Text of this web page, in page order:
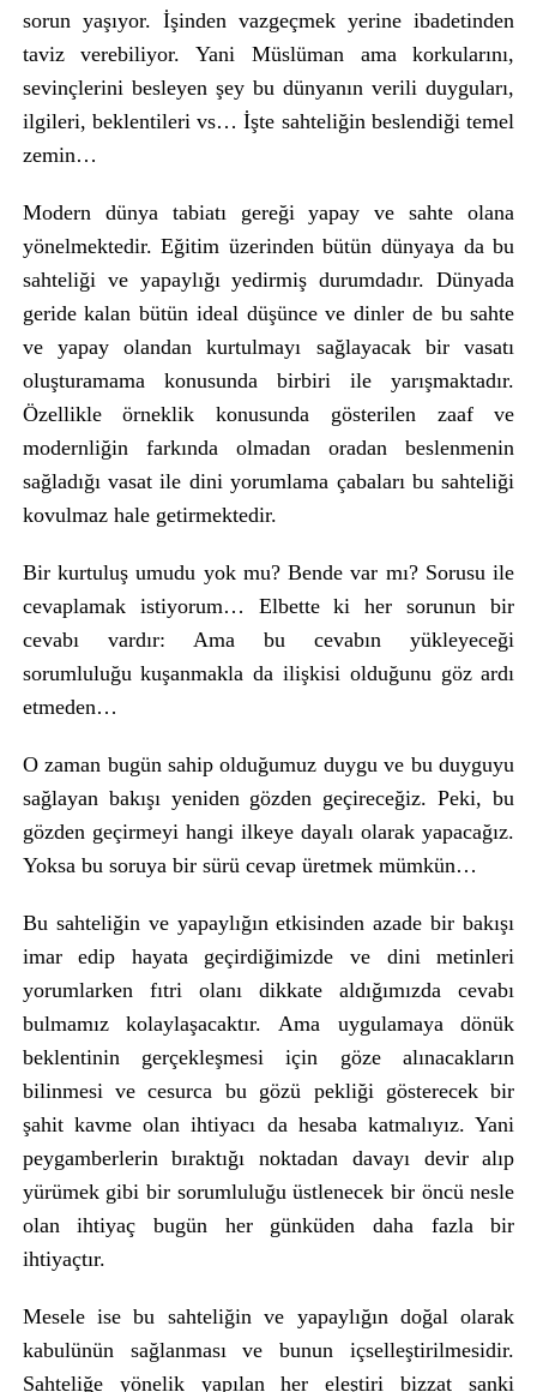
sorun yaşıyor. İşinden vazgeçmek yerine ibadetinden
taviz verebiliyor. Yani Müslüman ama korkularını,
sevinçlerini besleyen şey bu dünyanın verili duyguları,
ilgileri, beklentileri vs… İşte sahteliğin beslendiği temel
zemin…
Modern dünya tabiatı gereği yapay ve sahte olana
yönelmektedir. Eğitim üzerinden bütün dünyaya da bu
sahteliği ve yapaylığı yedirmiş durumdadır. Dünyada
geride kalan bütün ideal düşünce ve dinler de bu sahte
ve yapay olandan kurtulmayı sağlayacak bir vasatı
oluşturamama konusunda birbiri ile yarışmaktadır.
Özellikle örneklik konusunda gösterilen zaaf ve
modernliğin farkında olmadan oradan beslenmenin
sağladığı vasat ile dini yorumlama çabaları bu sahteliği
kovulmaz hale getirmektedir.
Bir kurtuluş umudu yok mu? Bende var mı? Sorusu ile
cevaplamak istiyorum… Elbette ki her sorunun bir
cevabı vardır: Ama bu cevabın yükleyeceği
sorumluluğu kuşanmakla da ilişkisi olduğunu göz ardı
etmeden…
O zaman bugün sahip olduğumuz duygu ve bu duyguyu
sağlayan bakışı yeniden gözden geçireceğiz. Peki, bu
gözden geçirmeyi hangi ilkeye dayalı olarak yapacağız.
Yoksa bu soruya bir sürü cevap üretmek mümkün…
Bu sahteliğin ve yapaylığın etkisinden azade bir bakışı
imar edip hayata geçirdiğimizde ve dini metinleri
yorumlarken fıtri olanı dikkate aldığımızda cevabı
bulmamız kolaylaşacaktır. Ama uygulamaya dönük
beklentinin gerçekleşmesi için göze alınacakların
bilinmesi ve cesurca bu gözü pekliği gösterecek bir
şahit kavme olan ihtiyacı da hesaba katmalıyız. Yani
peygamberlerin bıraktığı noktadan davayı devir alıp
yürümek gibi bir sorumluluğu üstlenecek bir öncü nesle
olan ihtiyaç bugün her günküden daha fazla bir
ihtiyaçtır.
Mesele ise bu sahteliğin ve yapaylığın doğal olarak
kabulünün sağlanması ve bunun içselleştirilmesidir.
Sahteliğe yönelik yapılan her eleştiri bizzat sanki